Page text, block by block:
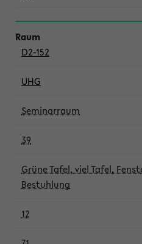
D2-152
UHG
Seminarraum
39
Grüne Tafel, viel Tafel,
Bestuhlung
12